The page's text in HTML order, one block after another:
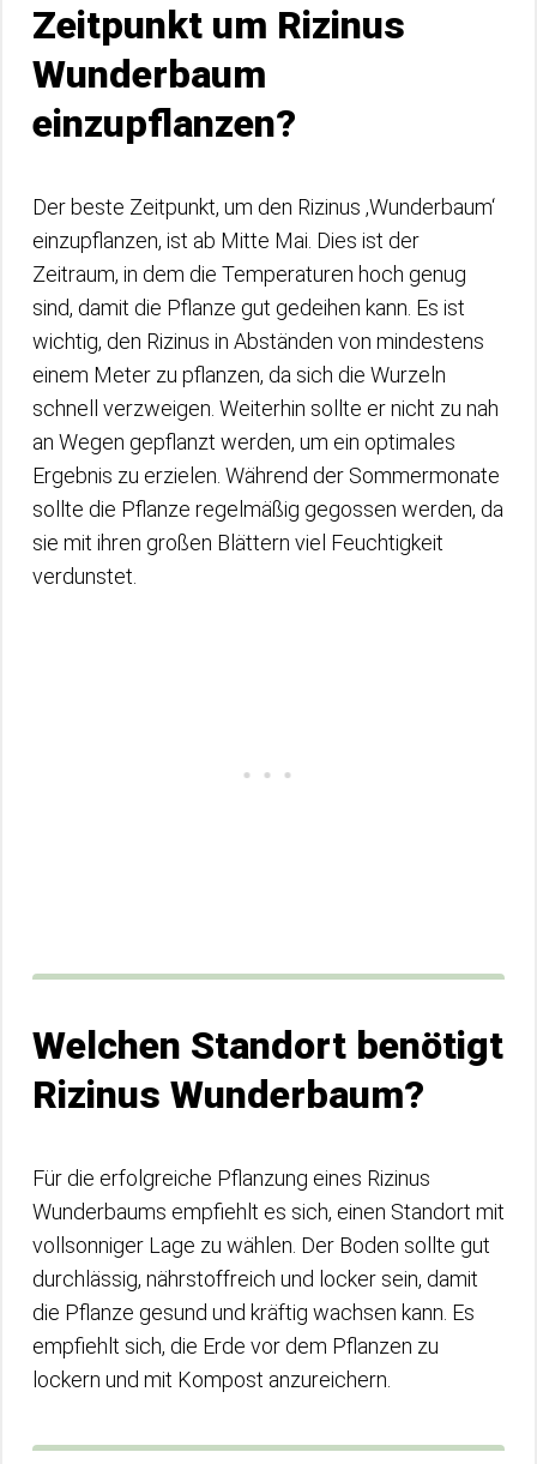
Zeitpunkt um Rizinus
Wunderbaum
einzupflanzen?
Der beste Zeitpunkt, um den Rizinus ‚Wunderbaum‘
einzupflanzen, ist ab Mitte Mai. Dies ist der
Zeitraum, in dem die Temperaturen hoch genug
sind, damit die Pflanze gut gedeihen kann. Es ist
wichtig, den Rizinus in Abständen von mindestens
einem Meter zu pflanzen, da sich die Wurzeln
schnell verzweigen. Weiterhin sollte er nicht zu nah
an Wegen gepflanzt werden, um ein optimales
Ergebnis zu erzielen. Während der Sommermonate
sollte die Pflanze regelmäßig gegossen werden, da
sie mit ihren großen Blättern viel Feuchtigkeit
verdunstet.
Welchen Standort benötigt
Rizinus Wunderbaum?
Für die erfolgreiche Pflanzung eines Rizinus
Wunderbaums empfiehlt es sich, einen Standort mit
vollsonniger Lage zu wählen. Der Boden sollte gut
durchlässig, nährstoffreich und locker sein, damit
die Pflanze gesund und kräftig wachsen kann. Es
empfiehlt sich, die Erde vor dem Pflanzen zu
lockern und mit Kompost anzureichern.